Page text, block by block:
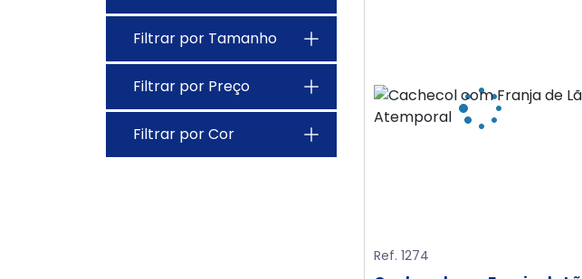
Filtrar por Tamanho
Filtrar por Preço
Filtrar por Cor
Ref. 1274